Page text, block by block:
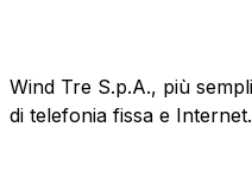
Wind Tre S.p.A., più
di telefonia fissa e Internet.